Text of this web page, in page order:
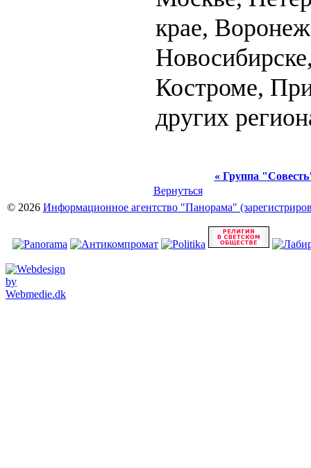
крае,
Костроме,
других
« Группа
Вернуться
© 2026 Информационное агентство "Панорама"